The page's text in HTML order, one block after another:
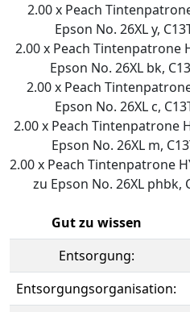
2.00 x Peach
Epson No. 26XL y,
2.00 x Peach Tintenpatrone
Epson No. 26XL bk,
2.00 x Peach
Epson No. 26XL c,
2.00 x Peach Tintenpatrone
Epson No. 26XL m,
2.00 x Peach Tintenpatrone
zu Epson No. 26XL phbk,
Gut zu wissen
Entsorgung:
Entsorgungsorganisation: